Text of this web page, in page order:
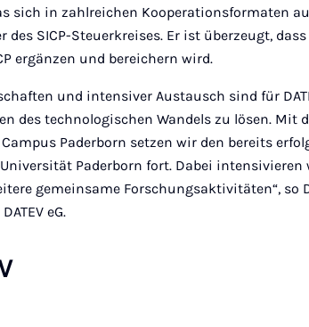
sich in zahlreichen Kooperationsformaten
des SICP-Steuerkreises. Er ist überzeugt,
ergänzen und bereichern wird.
und intensiver Austausch sind für
des technologischen Wandels zu lösen. Mit
Paderborn setzen wir den bereits
Paderborn fort. Dabei
gemeinsame Forschungsaktivitäten“, so
eG.